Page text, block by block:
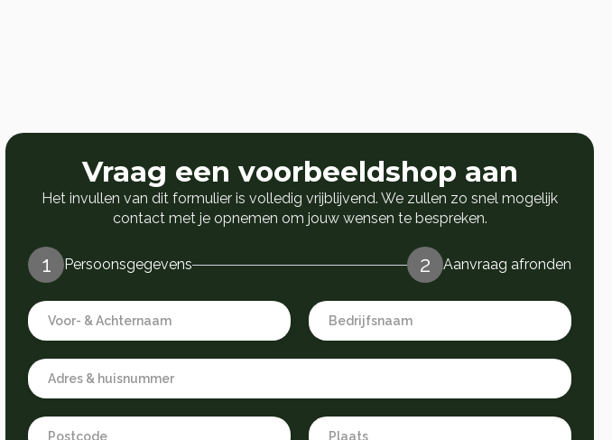
Vraag een voorbeeldshop aan
Het invullen van dit formulier is volledig vrijblijvend. We zullen zo snel mogelijk
contact met je opnemen om jouw wensen te bespreken.
1 Persoonsgegevens 2 Aanvraag afronden
First
and
last
*
Company
name
*
Address
Zipcode
City